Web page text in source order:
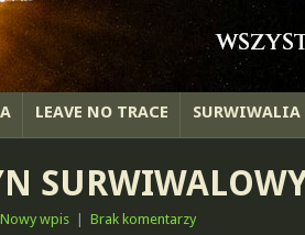
LEAVE NO TRACE SURWIWALIA
Nowy wpis Brak komentarzy